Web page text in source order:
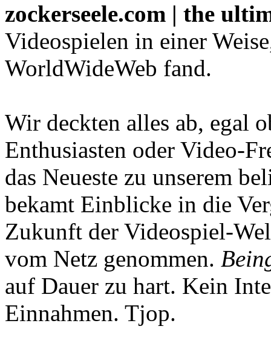
zockerseele.com | the
Videospielen in einer
WorldWideWeb fand.
Wir deckten alles ab, egal
Enthusiasten oder Video-
das Neueste zu unserem
bekamt Einblicke in die
Zukunft der Videospiel-
vom Netz genommen.
auf Dauer zu hart. Kein
Einnahmen. Tjop.